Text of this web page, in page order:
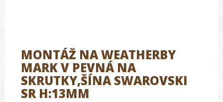
MONTÁŽ NA WEATHERBY
MARK V PEVNÁ NA
SKRUTKY,ŠÍNA SWAROVSKI
SR H:13MM